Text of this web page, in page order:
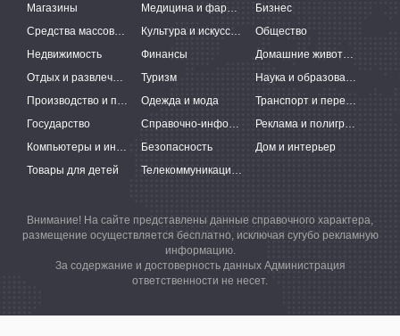
Магазины
Медицина и фармацевтика
Бизнес
Средства массовой информации
Культура и искусство
Общество
Недвижимость
Финансы
Домашние животные
Отдых и развлечения
Туризм
Наука и образование
Производство и поставки
Одежда и мода
Транспорт и перевозки
Государство
Справочно-информационные системы
Реклама и полиграфия
Компьютеры и интернет
Безопасность
Дом и интерьер
Товары для детей
Телекоммуникации и связь
Внимание! На сайте представлены данные справочного характера,
размещение осуществляется бесплатно, исключая сугубо рекламную
информацию.
За содержание и достоверность данных Администрация
ответственности не несет.